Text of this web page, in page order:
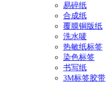
易碎纸
合成纸
覆膜铜版纸
洗水唛
热敏纸标签
染色标签
书写纸
3M标签胶带